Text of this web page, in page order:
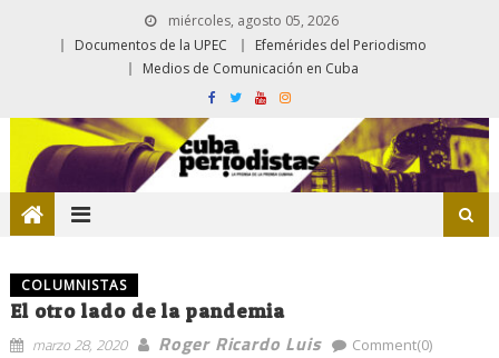
miércoles, agosto 05, 2026
Documentos de la UPEC
Efemérides del Periodismo
Medios de Comunicación en Cuba
COLUMNISTAS
El otro lado de la pandemia
marzo 28, 2020 Roger Ricardo Luis Comment(0)